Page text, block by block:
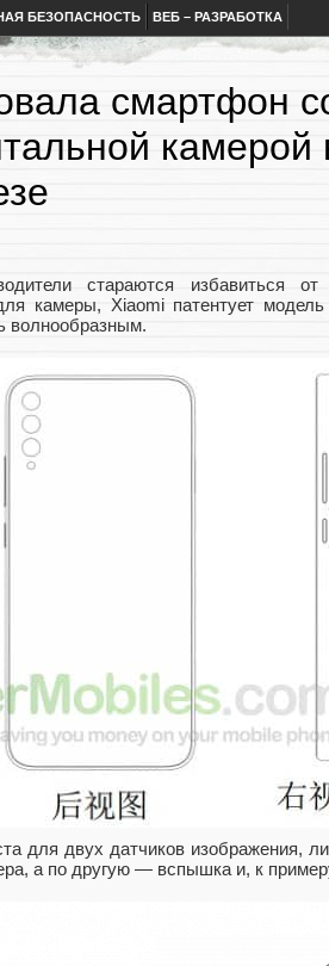
БЕЗОПАСНОСТЬ ВЕБ – РАЗРАБОТКА
смартфон
камерой
стараются избавиться от
камеры, Xiaomi патентует
волнообразным.
для двух датчиков изображения,
а по другую — вспышка и, к